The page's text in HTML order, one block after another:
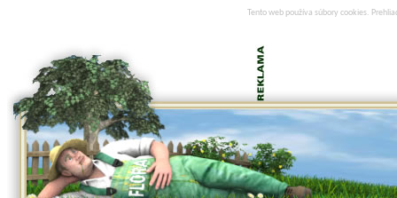
Tento web používa súbory cookies.